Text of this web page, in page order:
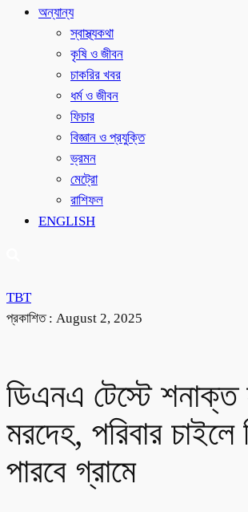
অন্যান্য
স্বাস্থ্যকথা
কৃষি ও জীবন
চাকরির খবর
ধর্ম ও জীবন
ফিচার
বিজ্ঞান ও প্রযুক্তি
ভ্রমন
মেট্রো
রাশিফল
ENGLISH
TBT
প্রকাশিত : August 2, 2025
ডিএনএ টেস্টে শনাক্ত
মরদেহ, পরিবার চাইলে
পারবে গ্রামে